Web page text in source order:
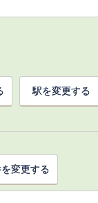
駅を変更する
変更する